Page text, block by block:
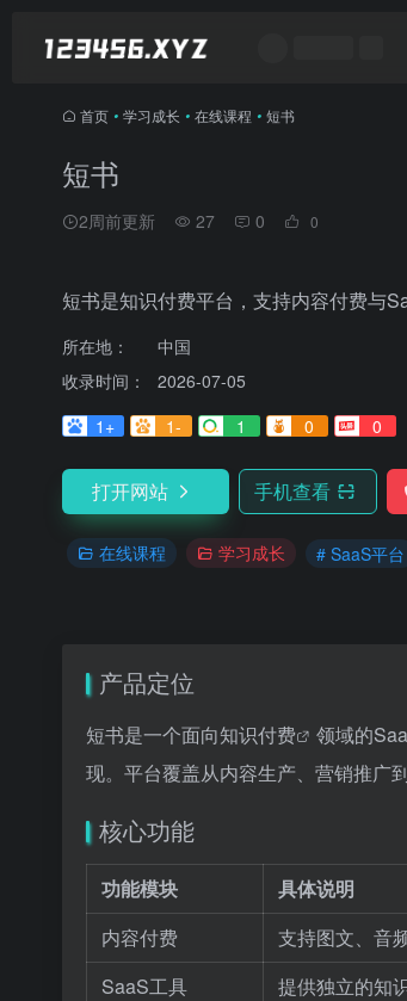
首页 • 学习成长 • 在线课程 • 短书
短书
2周前更新 27 0 0
短书是知识付费平台，支持内容付费与
所在地：
中国
收录时间：
2026-07-05
1+
1- 1 0 0
打开网站 手机查看
在线课程 学习成长 # SaaS平台
产品定位
短书是一个面向知识付费
领域的
现。平台覆盖从内容生产、营销推广
核心功能
功能模块
具体说明
内容付费
支持图文、音
SaaS工具
提供独立的知